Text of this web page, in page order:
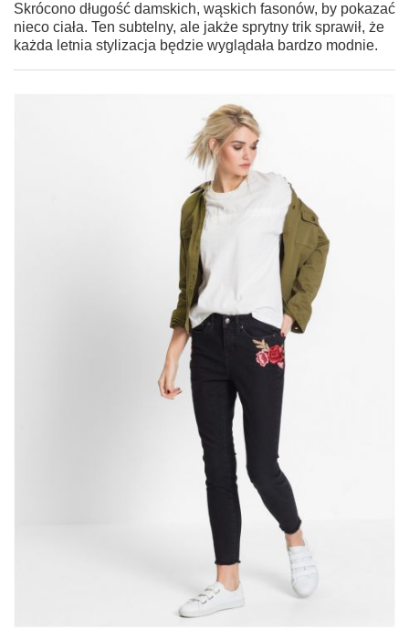
Skrócono długość damskich, wąskich fasonów, by pokazać
nieco ciała. Ten subtelny, ale jakże sprytny trik sprawił, że
każda letnia stylizacja będzie wyglądała bardzo modnie.